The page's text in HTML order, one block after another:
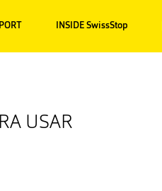
INSIDE SwissStop
USAR